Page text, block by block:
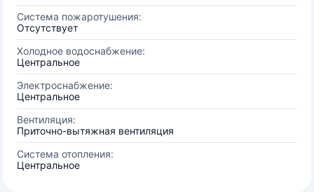
Система пожаротушения:
Отсутствует
Холодное водоснабжение:
Центральное
Электроснабжение:
Центральное
Вентиляция:
Приточно-вытяжная вентиляция
Система отопления:
Центральное